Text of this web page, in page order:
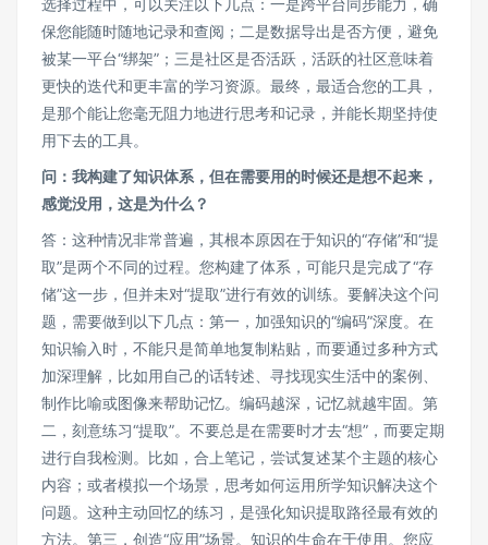
选择过程中，可以关注以下几点：一是跨平台同步能力，确
保您能随时随地记录和查阅；二是数据导出是否方便，避免
被某一平台“绑架”；三是社区是否活跃，活跃的社区意味着
更快的迭代和更丰富的学习资源。最终，最适合您的工具，
是那个能让您毫无阻力地进行思考和记录，并能长期坚持使
用下去的工具。
问：我构建了知识体系，但在需要用的时候还是想不起来，
感觉没用，这是为什么？
答：这种情况非常普遍，其根本原因在于知识的“存储”和“提
取”是两个不同的过程。您构建了体系，可能只是完成了“存
储”这一步，但并未对“提取”进行有效的训练。要解决这个问
题，需要做到以下几点：第一，加强知识的“编码”深度。在
知识输入时，不能只是简单地复制粘贴，而要通过多种方式
加深理解，比如用自己的话转述、寻找现实生活中的案例、
制作比喻或图像来帮助记忆。编码越深，记忆就越牢固。第
二，刻意练习“提取”。不要总是在需要时才去“想”，而要定期
进行自我检测。比如，合上笔记，尝试复述某个主题的核心
内容；或者模拟一个场景，思考如何运用所学知识解决这个
问题。这种主动回忆的练习，是强化知识提取路径最有效的
方法。第三，创造“应用”场景。知识的生命在于使用。您应